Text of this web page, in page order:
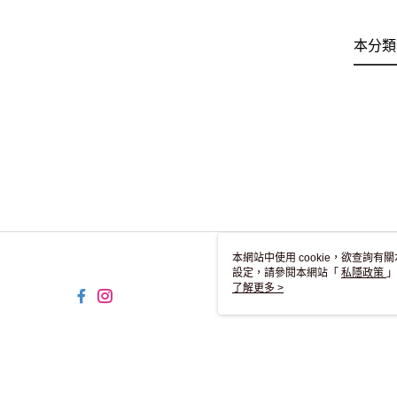
本分
本網站中使用 cookie，欲查詢有
設定，請參閱本網站「 私隱政策
用 cookie。
了解更多 >